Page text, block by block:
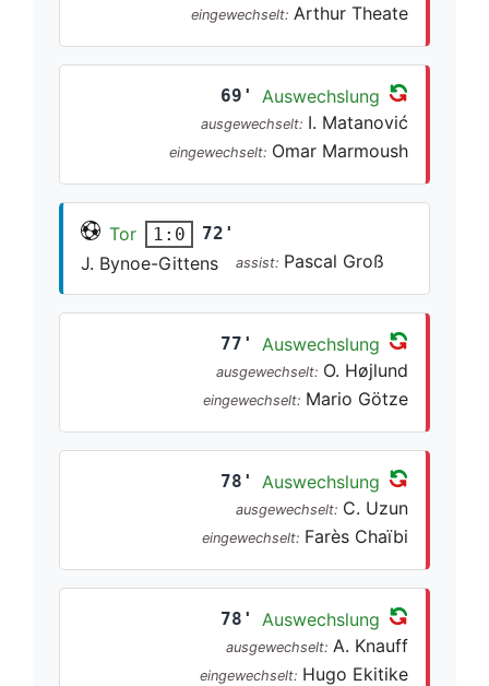
eingewechselt: Arthur Theate
69' Auswechslung
ausgewechselt: I. Matanović
eingewechselt: Omar Marmoush
Tor 1:0 72'
J. Bynoe-Gittens assist: Pascal Groß
77' Auswechslung
ausgewechselt: O. Højlund
eingewechselt: Mario Götze
78' Auswechslung
ausgewechselt: C. Uzun
eingewechselt: Farès Chaïbi
78' Auswechslung
ausgewechselt: A. Knauff
eingewechselt: Hugo Ekitike